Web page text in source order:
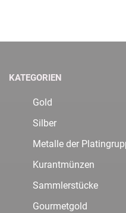
KATEGORIEN
Gold
Silber
Metalle der
Kurantmünzen
Sammlerstücke
Gourmetgold